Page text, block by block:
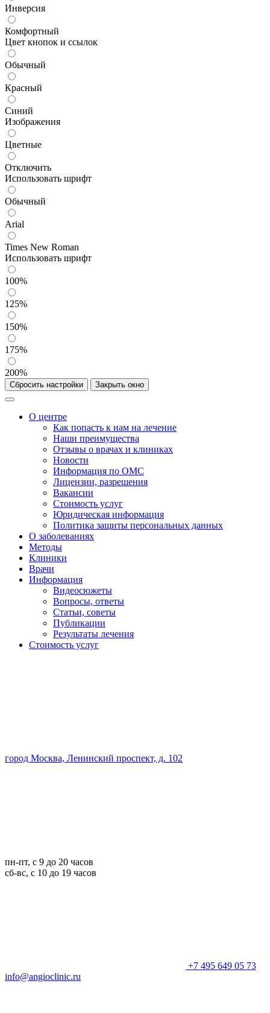
Инверсия
Комфортный
Цвет кнопок и ссылок
Обычный
Красный
Синий
Изображения
Цветные
Отключить
Использовать шрифт
Обычный
Arial
Times New Roman
Использовать шрифт
100%
125%
150%
175%
200%
Сбросить настройки Закрыть окно
О центре
Как попасть к нам на лечение
Наши преимущества
Отзывы о врачах и клиниках
Новости
Информация по ОМС
Лицензии, разрешения
Вакансии
Стоимость услуг
Юридическая информация
Политика защиты персональных данных
О заболеваниях
Методы
Клиники
Врачи
Информация
Видеосюжеты
Вопросы, ответы
Статьи, советы
Публикации
Результаты лечения
Стоимость услуг
город Москва, Ленинский проспект, д. 102
пн-пт, с 9 до 20 часов
сб-вс, с 10 до 19 часов
+7 495 649 05 73
info@angioclinic.ru